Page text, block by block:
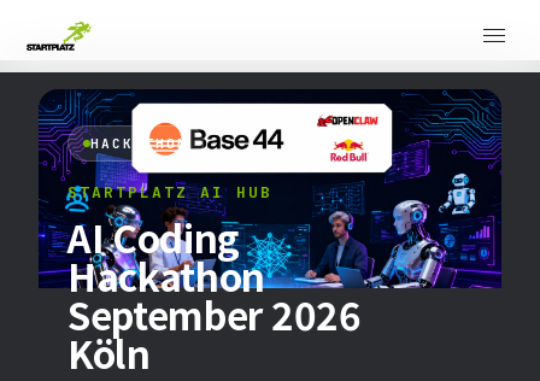
HACKATHON
STARTPLATZ AI HUB
AI Coding
Hackathon
September 2026
Köln